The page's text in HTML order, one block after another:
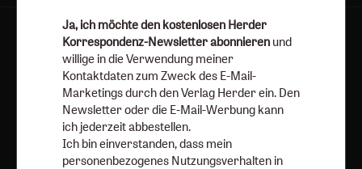
AGB und Widerrufsbelehrung
Datenschutz
Barrierefreiheit
Impressum
Vertrag widerrufen Abo online kündigen
Ja, ich möchte den kostenlosen Herder
Korrespondenz-Newsletter abonnieren und
willige in die Verwendung meiner
Kontaktdaten zum Zweck des E-Mail-
Marketings durch den Verlag Herder ein. Den
Newsletter oder die E-Mail-Werbung kann
ich jederzeit abbestellen.
Ich bin einverstanden, dass mein
personenbezogenes Nutzungsverhalten in